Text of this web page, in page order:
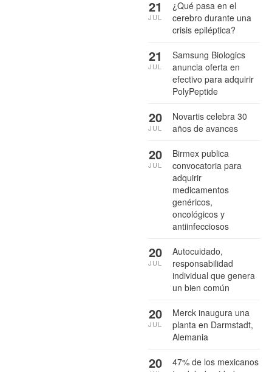
¿Qué pasa en el
cerebro durante una
crisis epiléptica?
21
JUL
Samsung Biologics
anuncia oferta en
efectivo para adquirir
PolyPeptide
21
JUL
Novartis celebra 30
años de avances
20
JUL
Birmex publica
convocatoria para
adquirir
medicamentos
genéricos,
oncológicos y
antiinfecciosos
20
JUL
Autocuidado,
responsabilidad
individual que genera
un bien común
20
JUL
Merck inaugura una
planta en Darmstadt,
Alemania
20
JUL
47% de los mexicanos
20